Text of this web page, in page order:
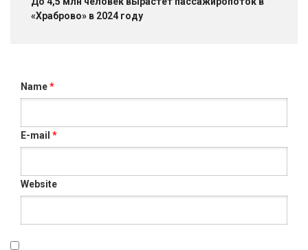
«Храброво» в 2024 году
Name*
E-mail *
Website